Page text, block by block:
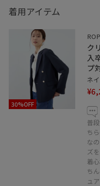
数ある投稿の中から目に
ざいます☺︎
気になった投稿や後で見
た投稿には ♡ マークを
いただくと
後で見返しやすくなりま
フォローもぜひよろしく
着用アイテム
30%OFF
ク
入
プ
ネ
普
ち
な
ズ
着
ち
ュ